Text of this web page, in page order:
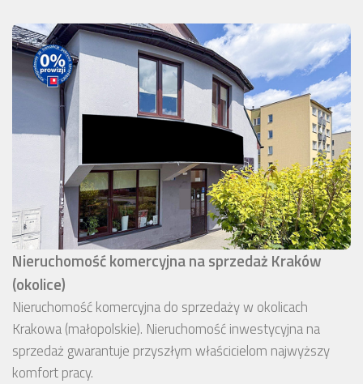
Nieruchomość komercyjna na sprzedaż Kraków
(okolice)
Nieruchomość komercyjna do sprzedaży w okolicach
Krakowa (małopolskie). Nieruchomość inwestycyjna na
sprzedaż gwarantuje przyszłym właścicielom najwyższy
komfort pracy.